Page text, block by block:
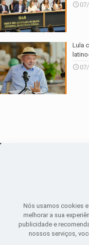
Lula
Sobre|
Nós usamos cookies
melhorar a sua
publicidade e
nossos serviços,